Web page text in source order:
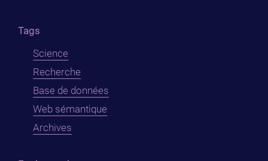
Tags
Science
Recherche
Base de données
Web sémantique
Archives